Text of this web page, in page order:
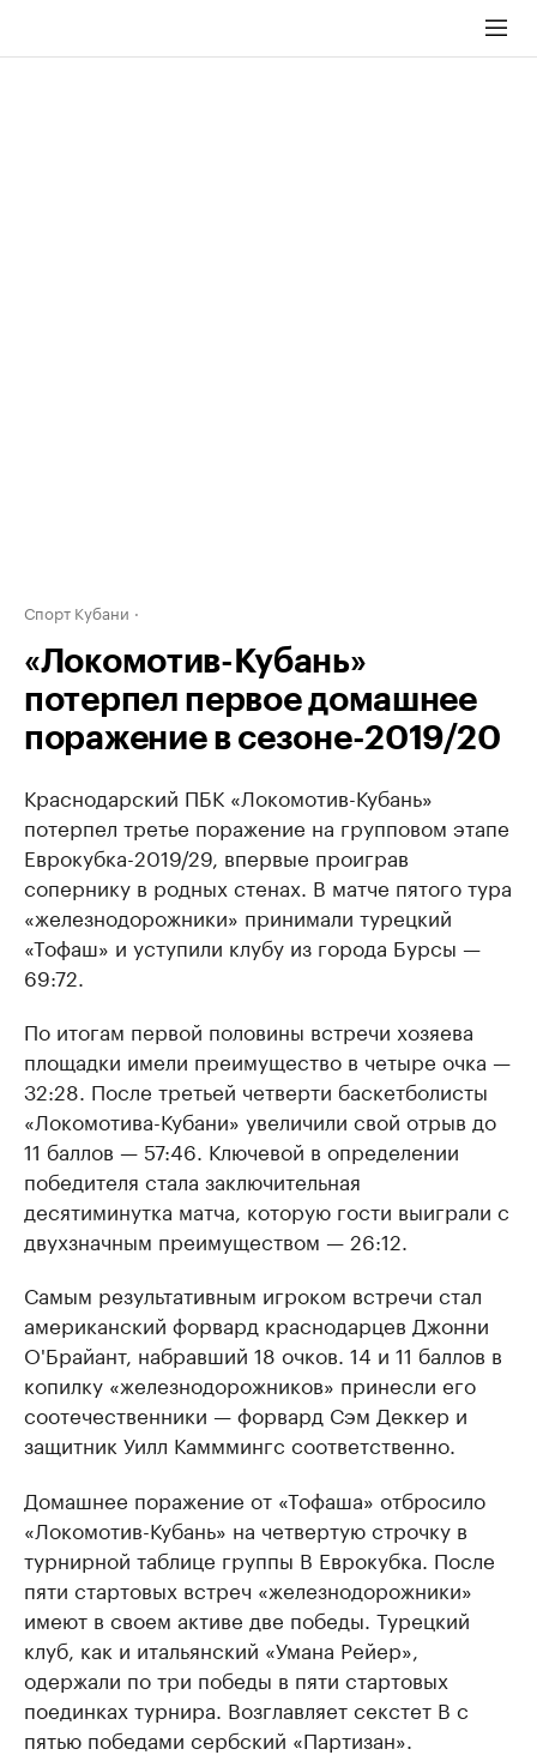
Спорт Кубани
«Локомотив-Кубань»
потерпел первое домашнее
поражение в сезоне-2019/20
Краснодарский ПБК «Локомотив-Кубань»
потерпел третье поражение на групповом этапе
Еврокубка-2019/29, впервые проиграв
сопернику в родных стенах. В матче пятого тура
«железнодорожники» принимали турецкий
«Тофаш» и уступили клубу из города Бурсы —
69:72.
По итогам первой половины встречи хозяева
площадки имели преимущество в четыре очка —
32:28. После третьей четверти баскетболисты
«Локомотива-Кубани» увеличили свой отрыв до
11 баллов — 57:46. Ключевой в определении
победителя стала заключительная
десятиминутка матча, которую гости выиграли с
двухзначным преимуществом — 26:12.
Самым результативным игроком встречи стал
американский форвард краснодарцев Джонни
О'Брайант, набравший 18 очков. 14 и 11 баллов в
копилку «железнодорожников» принесли его
соотечественники — форвард Сэм Деккер и
защитник Уилл Камммингс соответственно.
Домашнее поражение от «Тофаша» отбросило
«Локомотив-Кубань» на четвертую строчку в
турнирной таблице группы В Еврокубка. После
пяти стартовых встреч «железнодорожники»
имеют в своем активе две победы. Турецкий
клуб, как и итальянский «Умана Рейер»,
одержали по три победы в пяти стартовых
поединках турнира. Возглавляет секстет В с
пятью победами сербский «Партизан».